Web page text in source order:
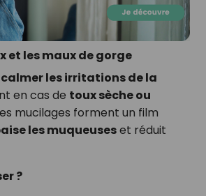
et les maux de gorge
calmer les irritations de la
en cas de toux sèche ou
mucilages forment un film
les muqueuseset réduit
?